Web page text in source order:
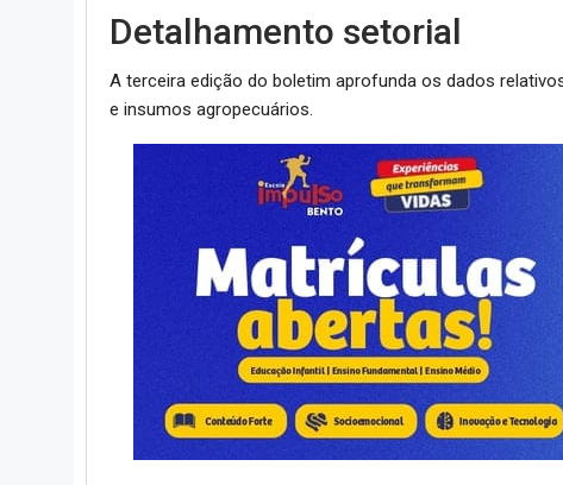
Detalhamento setorial
A terceira edição do boletim aprofunda os dados
e insumos agropecuários.